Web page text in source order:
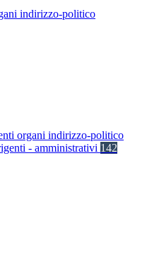
indirizzo-politico
organi indirizzo-politico
- amministrativi 142